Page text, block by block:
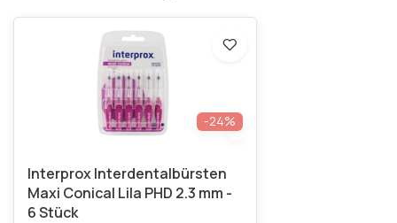
-24%
Interprox Interdentalbürsten
Maxi Conical Lila PHD 2.3 mm -
6 Stück